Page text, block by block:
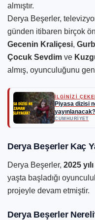
almıştır.
Derya Beşerler,
günden itibaren birçok
Gecenin Kraliçesi,
Çocuk Sevdim ve
almış, oyunculuğunu
İLGİNİZİ
Piyasa dizisi
yayınlanacak?
CUMHURIYET
Derya Beşerler Kaç
Derya Beşerler, 2025
yaşta başladığı
projeyle devam etmiştir.
Derya Beşerler